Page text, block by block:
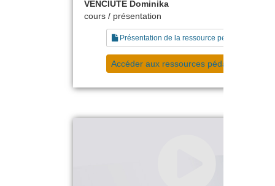
VENCIUTE Dominika
cours / présentation
Présentation de la ressource pédagogique
Accéder aux ressources pédagogiques